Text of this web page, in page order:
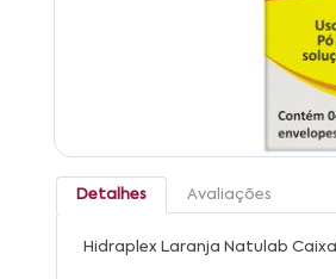
Detalhes Avaliações
Hidraplex Laranja Natulab